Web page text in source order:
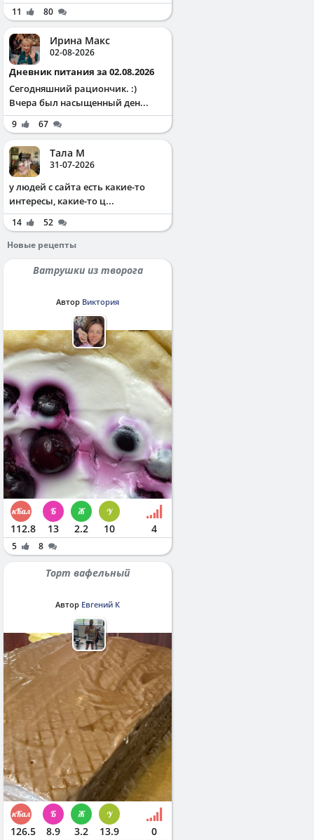
11 80
Ирина Макс
02-08-2026
Дневник питания за 02.08.2026
Сегодняшний рациончик. :)
Вчера был насыщенный ден...
9 67
Тала М
31-07-2026
у людей с сайта есть какие-то
интересы, какие-то ц...
14
52
Новые рецепты
Ватрушки из творога
Автор Виктория
112.8 13 2.2 10 4
5 8
Торт вафельный
Автор Евгений К
126.5 8.9 3.2 13.9 0